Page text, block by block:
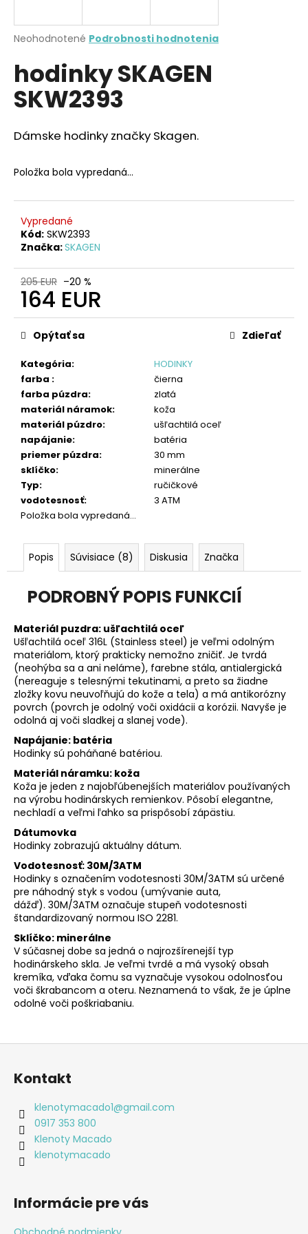
Priemerné
produktu
je
0,0
z
hviezdičiek.
Neohodnotené Podrobnosti hodnotenia
hodinky SKAGEN
SKW2393
Dámske hodinky značky Skagen.
Položka bola vypredaná…
Vypredané
Kód: SKW2393
Značka:SKAGEN
205 EUR –20 %
164 EUR
Jednotková
cena:
Kategória:
HODINKY
farba :
čierna
farba púzdra:
zlatá
materiál náramok:
koža
materiál púzdro:
ušľachtilá oceľ
napájanie:
batéria
priemer púzdra:
30 mm
sklíčko:
minerálne
Typ:
ručičkové
vodotesnosť:
3 ATM
Položka bola vypredaná…
Opýtať sa Zdieľať
Popis Súvisiace (8) Diskusia Značka
PODROBNÝ POPIS FUNKCIÍ
Materiál puzdra: ušľachtilá oceľ
Ušľachtilá oceľ 316L (Stainless steel) je veľmi odolným
materiálom, ktorý prakticky nemožno zničiť. Je tvrdá
(neohýba sa a ani neláme), farebne stála, antialergická
(nereaguje s telesnými tekutinami, a preto sa žiadne
zložky kovu neuvoľňujú do kože a tela) a má antikorózny
povrch (povrch je odolný voči oxidácii a korózii. Navyše je
odolná aj voči sladkej a slanej vode).
Napájanie: batéria
Hodinky sú poháňané batériou.
Materiál náramku: koža
Koža je jeden z najobľúbenejších materiálov používaných
na výrobu hodinárskych remienkov. Pôsobí elegantne,
nechladí a veľmi ľahko sa prispôsobí zápästiu.
Dátumovka
Hodinky zobrazujú aktuálny dátum.
Vodotesnosť: 30M/3ATM
Hodinky s označením vodotesnosti 30M/3ATM sú určené
pre náhodný styk s vodou (umývanie auta,
dážď). 30M/3ATM označuje stupeň vodotesnosti
štandardizovaný normou ISO 2281.
Sklíčko: minerálne
V súčasnej dobe sa jedná o najrozšírenejší typ
hodinárskeho skla. Je veľmi tvrdé a má vysoký obsah
kremíka, vďaka čomu sa vyznačuje vysokou odolnosťou
voči škrabancom a oteru. Neznamená to však, že je úplne
odolné voči poškriabaniu.
j
ť
?
O
d
p
o
ú
m
e
Z
Kontakt
klenotymacado1@gmail.com
0917 353 800
Klenoty Macado
klenotymacado
Informácie pre vás